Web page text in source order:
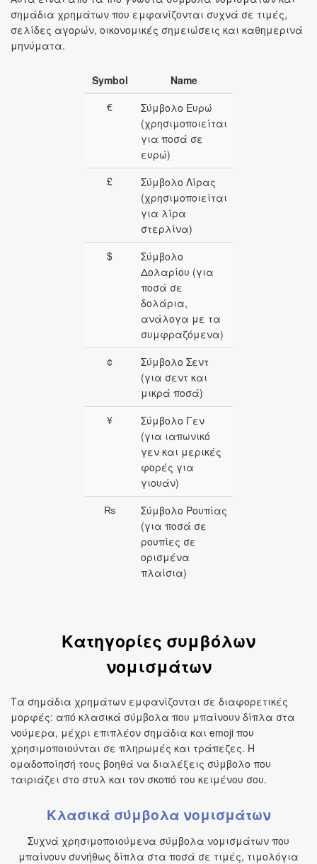
σημάδια χρημάτων που εμφανίζονται συχνά σε τιμές,
σελίδες αγορών, οικονομικές σημειώσεις και καθημερινά
μηνύματα.
Symbol
Name
€
Σύμβολο Ευρώ
(χρησιμοποιείται
για ποσά σε
ευρώ)
£
Σύμβολο Λίρας
(χρησιμοποιείται
για λίρα
στερλίνα)
$
Σύμβολο
Δολαρίου (για
ποσά σε
δολάρια,
ανάλογα με τα
συμφραζόμενα)
¢
Σύμβολο Σεντ
(για σεντ και
μικρά ποσά)
¥
Σύμβολο Γεν
(για ιαπωνικό
γεν και μερικές
φορές για
γιουάν)
₨
Σύμβολο Ρουπίας
(για ποσά σε
ρουπίες σε
ορισμένα
πλαίσια)
Κατηγορίες συμβόλων
νομισμάτων
Τα σημάδια χρημάτων εμφανίζονται σε διαφορετικές
μορφές: από κλασικά σύμβολα που μπαίνουν δίπλα στα
νούμερα, μέχρι επιπλέον σημάδια και emoji που
χρησιμοποιούνται σε πληρωμές και τράπεζες. Η
ομαδοποίησή τους βοηθά να διαλέξεις σύμβολο που
ταιριάζει στο στυλ και τον σκοπό του κειμένου σου.
Κλασικά σύμβολα νομισμάτων
Συχνά χρησιμοποιούμενα σύμβολα νομισμάτων που
μπαίνουν συνήθως δίπλα στα ποσά σε τιμές, τιμολόγια